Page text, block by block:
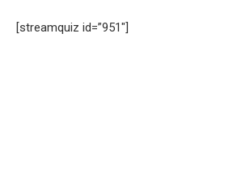
[streamquiz id=”951″]